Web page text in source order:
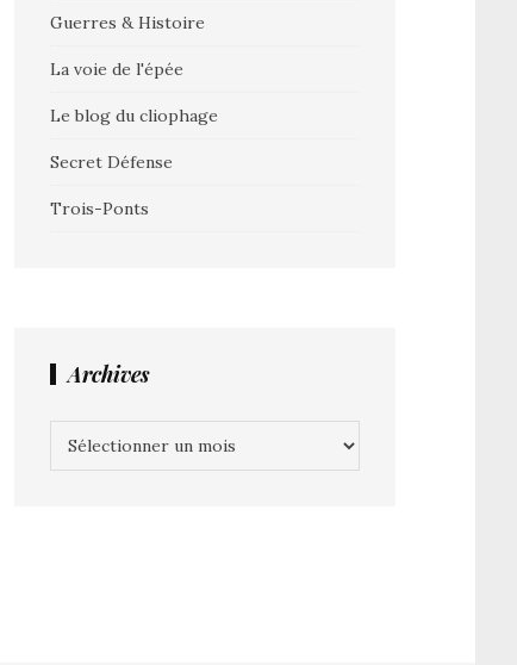
Guerres & Histoire
La voie de l'épée
Le blog du cliophage
Secret Défense
Trois-Ponts
Archives